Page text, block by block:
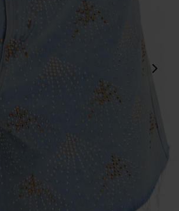
Blusa
Colete
Camisa